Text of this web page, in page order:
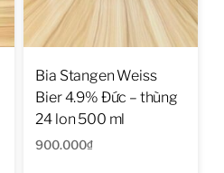
Bia Stangen Weiss
Bier 4.9% Đức – thùng
24 lon 500 ml
900.000₫